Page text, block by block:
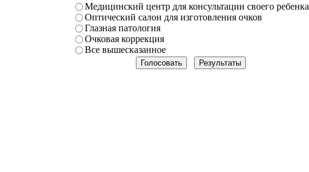
Медицинский центр для консультации своего ребенка
Оптический салон для изготовления очков
Глазная патология
Очковая коррекция
Все вышесказанное